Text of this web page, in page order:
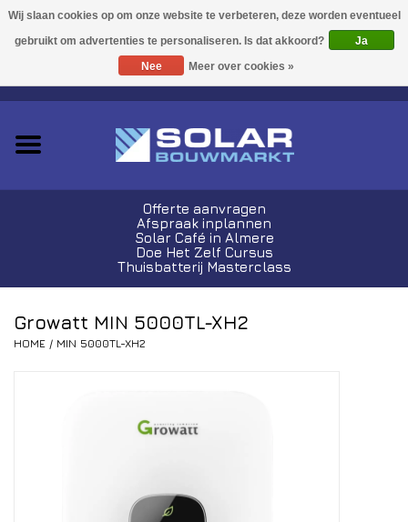
0 Artikelen - €0,00
Acties!
Kabels en Stekkers
Offerte aanvragen
Afspraak inplannen
Solar Café in Almere
Doe Het Zelf Cursus
Thuisbatterij Masterclass
Growatt MIN 5000TL-XH2
HOME / MIN 5000TL-XH2
Ja
Nee
Meer over cookies »